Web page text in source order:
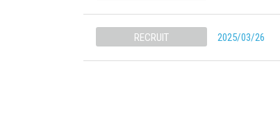
RECRUIT 2025/03/26